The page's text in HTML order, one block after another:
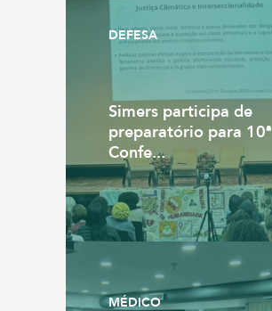
DEFESA
Simers participa de
preparatório para 10ª
Confe...
MÉDICO